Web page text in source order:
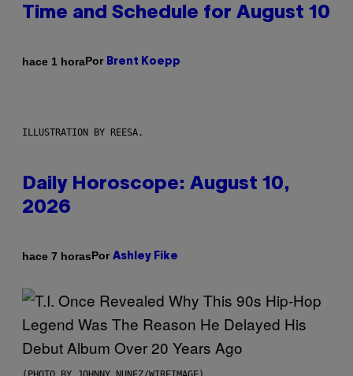
Time and Schedule for August 10
hace 1 horaPor Brent Koepp
ILLUSTRATION BY REESA.
Daily Horoscope: August 10,
2026
hace 7 horasPor Ashley Fike